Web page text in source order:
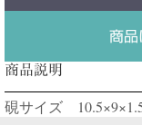
商品
商品説明
硯サイズ